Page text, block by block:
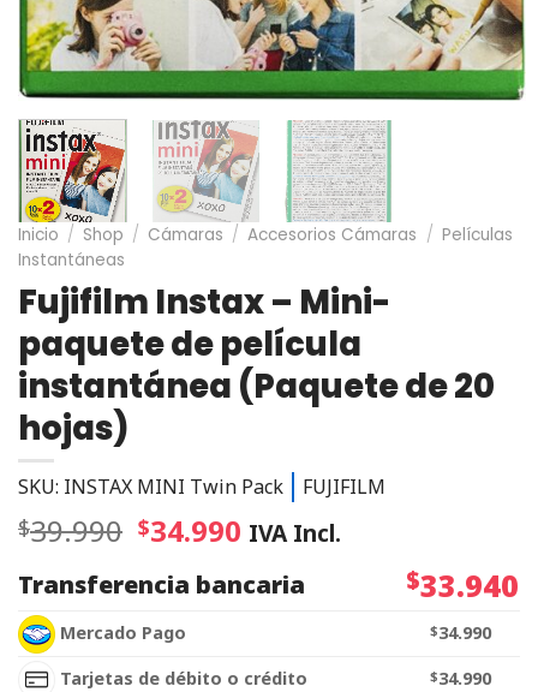
Inicio / Shop / Cámaras / Accesorios Cámaras / Películas
Instantáneas
Fujifilm Instax – Mini-
paquete de película
instantánea (Paquete de 20
hojas)
SKU: INSTAX MINI Twin Pack FUJIFILM
$39.990 $34.990 IVA Incl.
Transferencia bancaria
$33.940
Mercado Pago $34.990
Tarjetas de débito o crédito
$34.990